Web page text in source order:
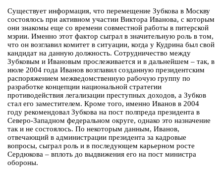
Существует информация, что перемещение Зубкова в Москву
состоялось при активном участии Виктора Иванова, с которым
они знакомы еще со времени совместной работы в питерской
мэрии. Именно этот фактор сыграл в значительную роль в том,
что он возглавил комитет в ситуации, когда у Кудрина был свой
кандидат на данную должность. Сотрудничество между
Зубковым и Ивановым прослеживается и в дальнейшем – так, в
июле 2004 года Иванов возглавил созданную президентским
распоряжением межведомственную рабочую группу по
разработке концепции национальной стратегии
противодействия легализации преступных доходов, а Зубков
стал его заместителем. Кроме того, именно Иванов в 2004
году рекомендовал Зубкова на пост полпреда президента в
Северо-Западном федеральном округе, однако это назначение
так и не состоялось. По некоторым данным, Иванов,
отвечающий в администрации президента за кадровые
вопросы, сыграл роль и в последующем карьерном росте
Сердюкова – вплоть до выдвижения его на пост министра
обороны.